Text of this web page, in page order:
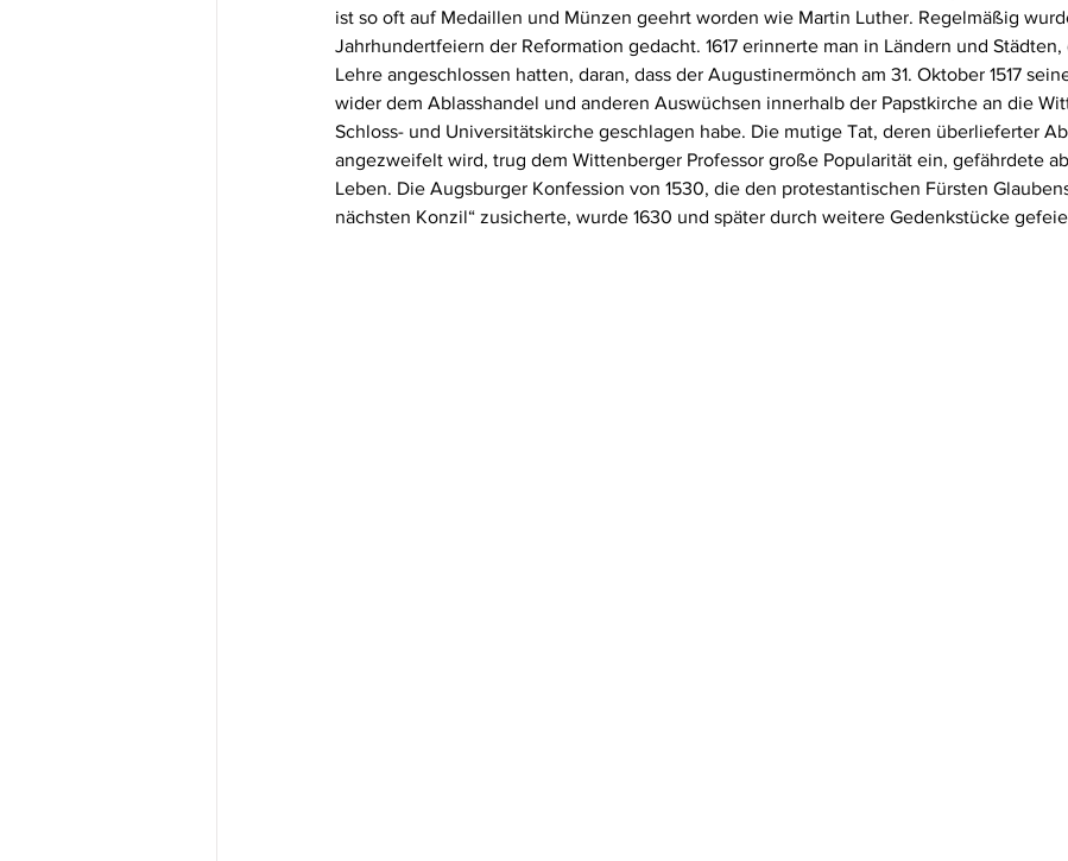
ist so oft auf Medaillen und Münzen geehrt worden wie Martin Luther. Regelmäßig
Jahrhundertfeiern der Reformation gedacht. 1617 erinnerte man in Ländern und
Lehre angeschlossen hatten, daran, dass der Augustinermönch am 31. Oktober 1517
wider dem Ablasshandel und anderen Auswüchsen innerhalb der Papstkirche an die
Schloss- und Universitätskirche geschlagen habe. Die mutige Tat, deren überlieferter
angezweifelt wird, trug dem Wittenberger Professor große Popularität ein, gefährdete
Leben. Die Augsburger Konfession von 1530, die den protestantischen Fürsten
nächsten Konzil“ zusicherte, wurde 1630 und später durch weitere Gedenkstücke